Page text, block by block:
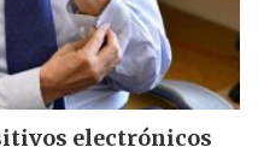
electrónicos